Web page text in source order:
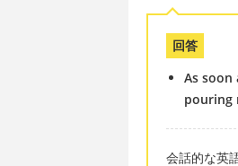
回答
As
pouring
会話的な英